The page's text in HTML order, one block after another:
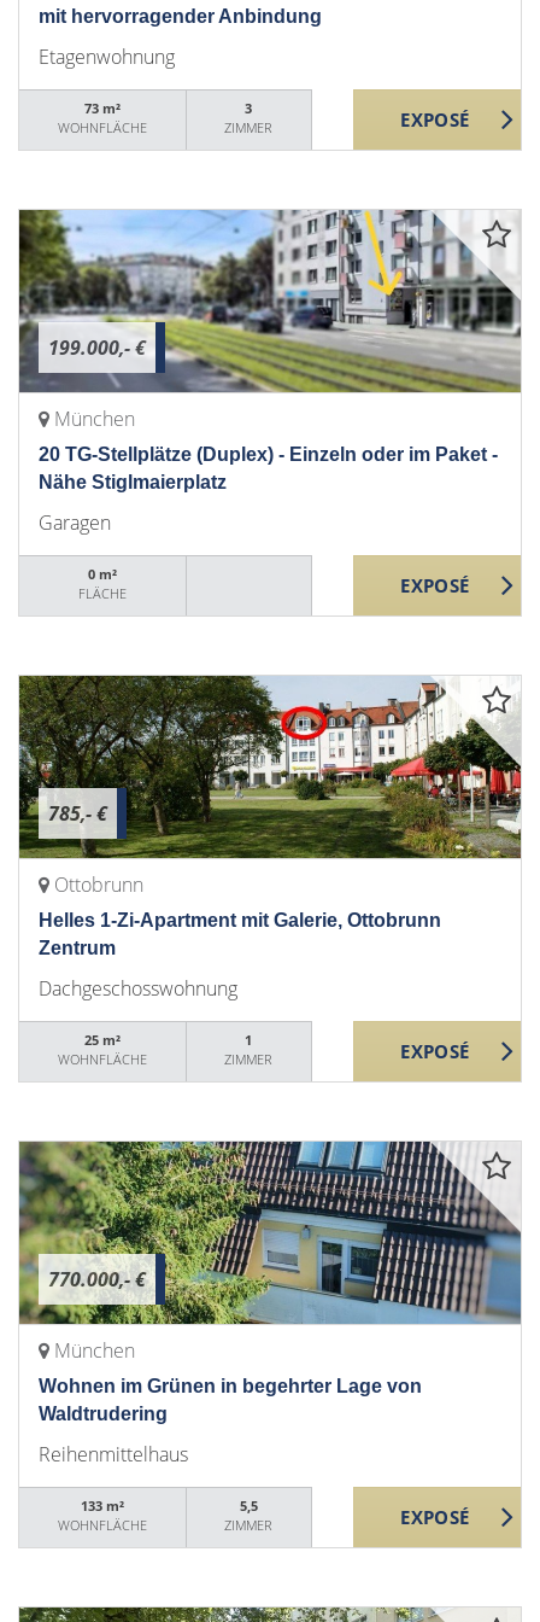
mit hervorragender Anbindung
Etagenwohnung
73 m²
WOHNFLÄCHE
3
ZIMMER
199.000,- €
München
20 TG-Stellplätze (Duplex) - Einzeln oder im Paket -
Nähe Stiglmaierplatz
Garagen
0 m²
FLÄCHE
785,- €
Ottobrunn
Helles 1-Zi-Apartment mit Galerie, Ottobrunn
Zentrum
Dachgeschosswohnung
25 m²
WOHNFLÄCHE
1
ZIMMER
770.000,- €
München
Wohnen im Grünen in begehrter Lage von
Waldtrudering
Reihenmittelhaus
133 m²
WOHNFLÄCHE
5,5
ZIMMER